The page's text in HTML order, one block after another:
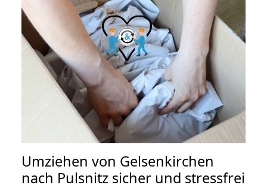
Umziehen von Gelsenkirchen
nach Pulsnitz sicher und stressfrei